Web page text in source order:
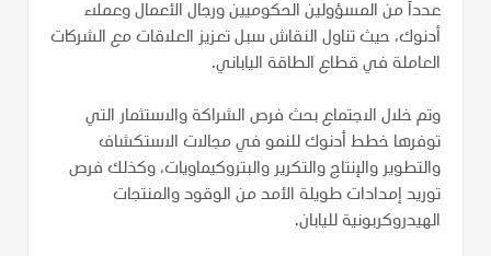
عدداً من المسؤولين الحكوميين ورجال الأعمال وعملاء
أدنوك، حيث تناول النقاش سبل تعزيز العلاقات مع الشركات
العاملة في قطاع الطاقة الياباني.
وتم خلال الاجتماع بحث فرص الشراكة والاستثمار التي
توفرها خطط أدنوك للنمو في مجالات الاستكشاف
والتطوير والإنتاج والتكرير والبتروكيماويات، وكذلك فرص
توريد إمدادات طويلة الأمد من الوقود والمنتجات
الهيدروكربونية لليابان.